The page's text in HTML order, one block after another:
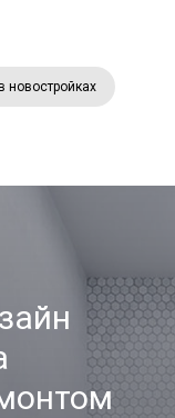
новостройках